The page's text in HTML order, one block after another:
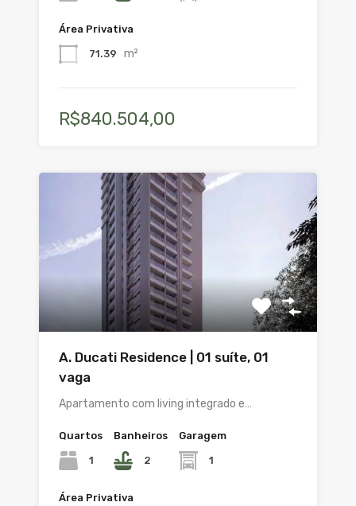
Área Privativa
71.39 m²
R$840.504,00
A. Ducati Residence | 01 suíte, 01
vaga
Apartamento com living integrado e…
Quartos
1
Banheiros
2
Garagem
1
Área Privativa